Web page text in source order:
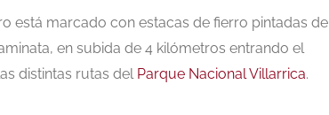
está marcado con estacas de fierro pintadas de
en subida de 4 kilómetros entrando el
distintas rutas del Parque Nacional Villarrica.